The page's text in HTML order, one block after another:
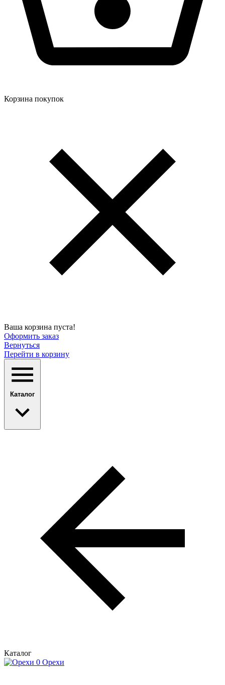
Корзина покупок
Ваша корзина пуста!
Оформить заказ
Вернуться
Перейти в корзину
Каталог
Каталог
Орехи